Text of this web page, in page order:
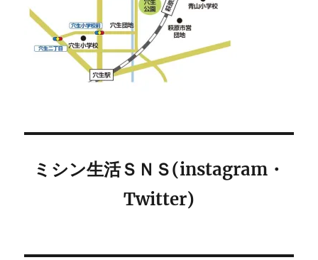
ミシン生活ＳＮＳ(instagram・
Twitter)